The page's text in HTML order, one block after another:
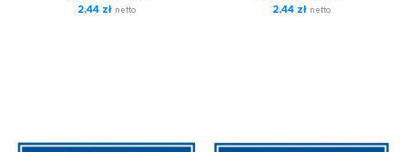
2,44 zł netto
2,44 zł netto